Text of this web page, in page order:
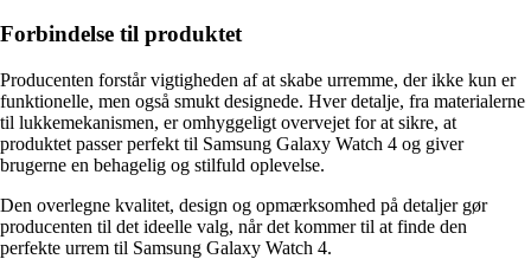
Forbindelse til produktet
Producenten forstår vigtigheden af at skabe urremme, der ikke kun er
funktionelle, men også smukt designede. Hver detalje, fra materialerne
til lukkemekanismen, er omhyggeligt overvejet for at sikre, at
produktet passer perfekt til Samsung Galaxy Watch 4 og giver
brugerne en behagelig og stilfuld oplevelse.
Den overlegne kvalitet, design og opmærksomhed på detaljer gør
producenten til det ideelle valg, når det kommer til at finde den
perfekte urrem til Samsung Galaxy Watch 4.